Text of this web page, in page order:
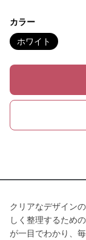
カラー
ホワイト
クリアなデザイン
しく整理するため
が一目でわかり、